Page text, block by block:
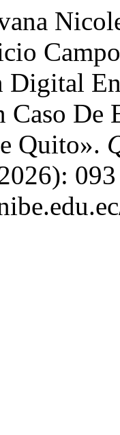
Digital
Caso De
Quito».